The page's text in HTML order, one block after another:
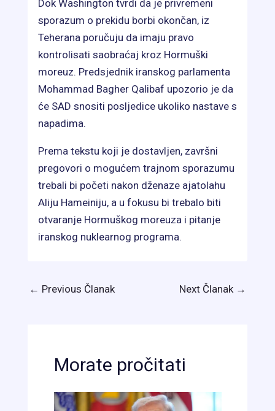
Dok Washington tvrdi da je privremeni
sporazum o prekidu borbi okončan, iz
Teherana poručuju da imaju pravo
kontrolisati saobraćaj kroz Hormuški
moreuz. Predsjednik iranskog parlamenta
Mohammad Bagher Qalibaf upozorio je da
će SAD snositi posljedice ukoliko nastave s
napadima.
Prema tekstu koji je dostavljen, završni
pregovori o mogućem trajnom sporazumu
trebali bi početi nakon dženaze ajatolahu
Aliju Hameiniju, a u fokusu bi trebalo biti
otvaranje Hormuškog moreuza i pitanje
iranskog nuklearnog programa.
← Previous Članak Next Članak →
Morate pročitati